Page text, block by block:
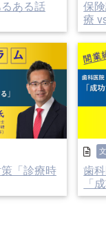
ます。
には近隣住民
すべきです。
になります。
が大切です。
ある話
保
療
「診療時
歯
「